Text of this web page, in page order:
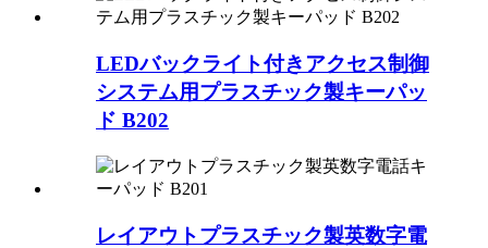
LEDバックライト付きアクセス制御
システム用プラスチック製キーパッ
ド B202
レイアウトプラスチック製英数字電